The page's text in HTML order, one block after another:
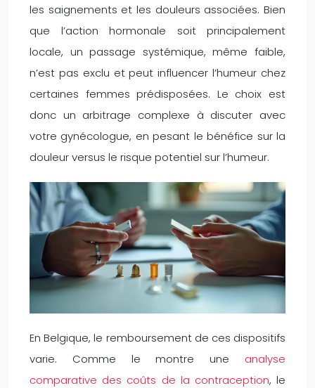
les saignements et les douleurs associées. Bien
que l’action hormonale soit principalement
locale, un passage systémique, même faible,
n’est pas exclu et peut influencer l’humeur chez
certaines femmes prédisposées. Le choix est
donc un arbitrage complexe à discuter avec
votre gynécologue, en pesant le bénéfice sur la
douleur versus le risque potentiel sur l’humeur.
En Belgique, le remboursement de ces dispositifs
varie. Comme le montre une analyse
comparative des coûts de la contraception, le